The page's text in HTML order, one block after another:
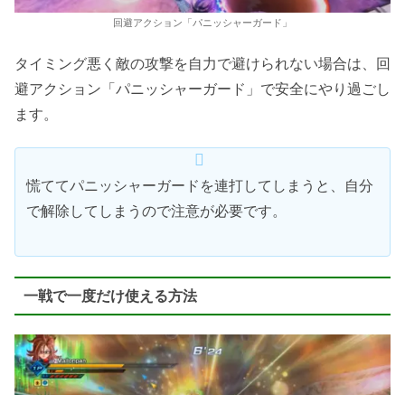
回避アクション「パニッシャーガード」
タイミング悪く敵の攻撃を自力で避けられない場合は、回
避アクション「パニッシャーガード」で安全にやり過ごし
ます。
慌ててパニッシャーガードを連打してしまうと、自分
で解除してしまうので注意が必要です。
一戦で一度だけ使える方法